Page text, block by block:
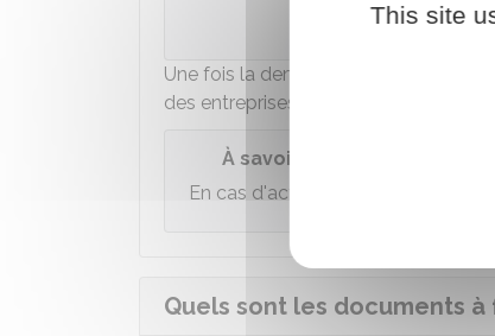
Institut
Une fois la demande effectuée, la
des entreprises (
À savoir
En cas d'activité d'
Quels sont les documents à
This site